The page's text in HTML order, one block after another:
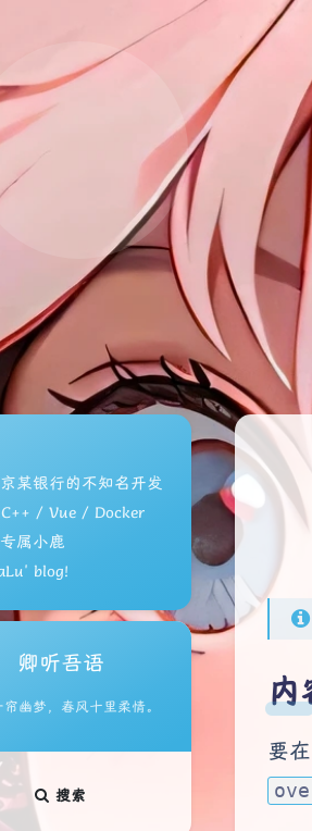
某银行的不知名开发
/ Vue / Docker
属小鹿
blog!
卿听吾语
幽梦，春风十里柔情。
搜索
内
要